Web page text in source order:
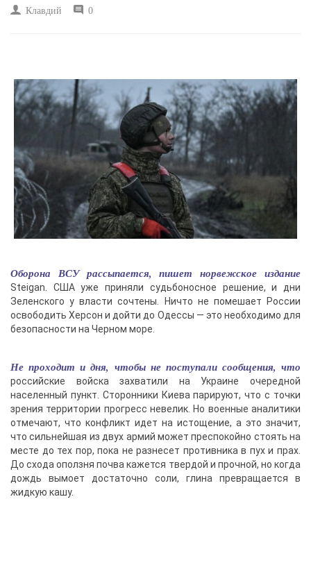
Клавдий
0
Оборона ВСУ рассыпается, пишет норвежское издание
Steigan. США уже приняли судьбоносное решение, и дни
Зеленского у власти сочтены. Ничто не помешает России
освободить Херсон и дойти до Одессы — это необходимо для
безопасности на Черном море.
Не проходит и дня, чтобы не поступали сообщения, что
российские войска захватили на Украине очередной
населенный пункт. Сторонники Киева парируют, что с точки
зрения территории прогресс невелик. Но военные аналитики
отмечают, что конфликт идет на истощение, а это значит,
что сильнейшая из двух армий может преспокойно стоять на
месте до тех пор, пока не разнесет противника в пух и прах.
До схода оползня почва кажется твердой и прочной, но когда
дождь вымоет достаточно соли, глина превращается в
жидкую кашу.